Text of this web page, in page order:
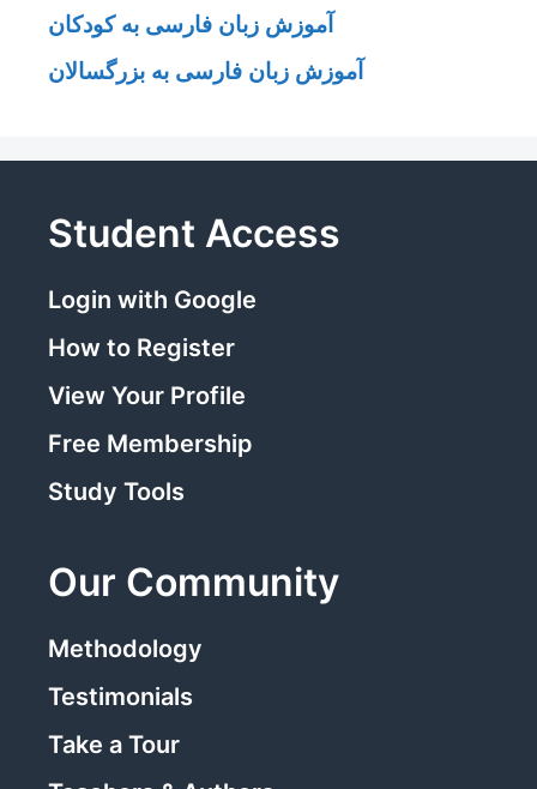
آموزش زبان فارسی به کودکان
آموزش زبان فارسی به بزرگسالان
Student Access
Login with Google
How to Register
View Your Profile
Free Membership
Study Tools
Our Community
Methodology
Testimonials
Take a Tour